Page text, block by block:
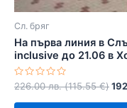
Сл. бряг
На първа линия в
inclusive до 21.06 в
Оценено
с
0
226.00лв. (115.55€)